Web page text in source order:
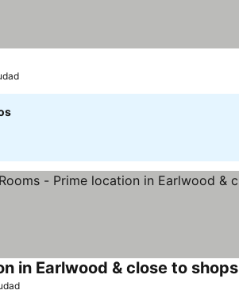
in Earlwood & close to shops